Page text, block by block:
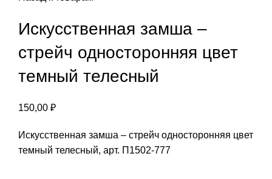
Искусственная замша –
стрейч односторонняя цвет
темный телесный
150,00 ₽
Искусственная замша – стрейч односторонняя цвет
темный телесный, арт. П1502-777